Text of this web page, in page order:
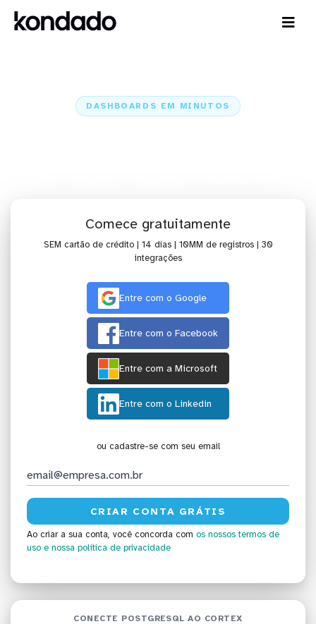
DASHBOARDS EM MINUTOS
Comece gratuitamente
SEM cartão de crédito | 14 dias | 10MM de registros | 30
integrações
Entre com o Google
Entre com o Facebook
Entre com a Microsoft
Entre com o Linkedin
ou cadastre-se com seu email
Ao criar a sua conta, você concorda com os nossos termos de
uso e nossa política de privacidade
CONECTE POSTGRESQL AO CORTEX